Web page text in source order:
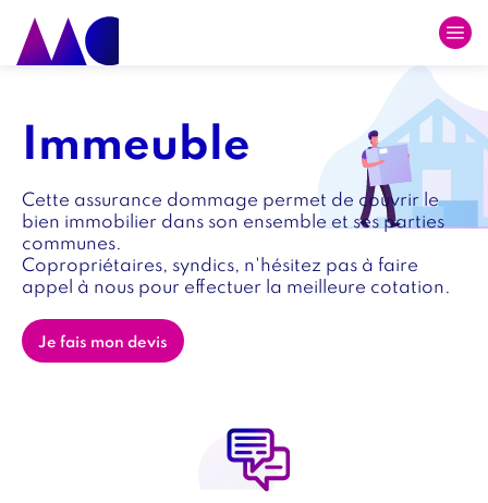
Skip
main
Titre
intro
Immeuble
Texte
intro
Cette assurance dommage permet de couvrir le
bien immobilier dans son ensemble et ses parties
communes.
Copropriétaires, syndics, n'hésitez pas à faire
appel à nous pour effectuer la meilleure cotation.
Lien
intro
Je fais mon devis
Paragraphe
intro
Image
Image